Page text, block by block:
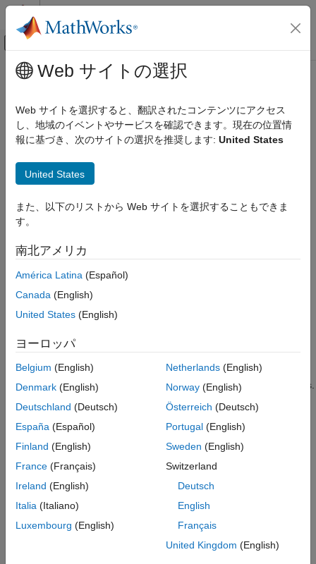
コンテンツへスキップ
オフキャンバス ナビゲーション メ
ドキュメンテーションのホーム
Simscape Multibody
Multibody Modeling
ON THIS PAGE
Syntax
Input Arguments
Output Arguments
Attributes
Version History
メインコンテンツ
transformDirection
Class:simscape.multibody.Transformation
Namespace:simscape.multibody
Apply rotation to 3-D column vectors
Since R2022a
Syntax
Description
xv = transformDirection(
vectors that represent directions. The rotational part of the
transformation changes the orientations for the directions. The
because directions do not have offset.
vargument specifies the vectors of the directions,Targument
specifies a desired transformation used to change the directions.
argument returns the computed 3-D column vectors, and
each column vector represents a transformed direction. The
returned vectors,
, have the same format asv.
base frame, and the
resolved in follower frame, then theith column of the
argument is the same direction resolved in base frame.
Input Arguments
Web サイトの選択
Web サイトを選択すると、翻訳されたコンテンツにアクセス
し、地域のイベントやサービスを確認できます。現在の位置情
報に基づき、次のサイトの選択を推奨します: United States
United States
また、以下のリストから Web サイトを選択することもできま
す。
南北アメリカ
América Latina (Español)
Canada (English)
United States (English)
ヨーロッパ
Belgium (English)
Denmark (English)
Deutschland (Deutsch)
España (Español)
Finland (English)
France (Français)
Ireland (English)
Italia (Italiano)
Luxembourg (English)
Netherlands(English)
Norway(English)
Österreich (Deutsch)
Portugal(English)
Sweden (English)
Switzerland
Deutsch
English
Français
United Kingdom (English)